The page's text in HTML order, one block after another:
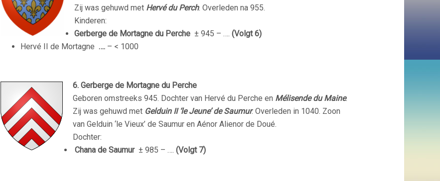
Zij was gehuwd met Hervé du Perch. Overleden na 955.
Kinderen:
Gerberge de Mortagne du Perche ± 945 – …. (Volgt 6)
Hervé II de Mortagne …. – < 1000
6. Gerberge de Mortagne du Perche
Geboren omstreeks 945. Dochter van Hervé du Perche en Mélisende du Maine.
Zij was gehuwd met Gelduin II ‘le Jeune’ de Saumur. Overleden in 1040. Zoon
van Gelduin ‘le Vieux’ de Saumur en Aénor Alienor de Doué.
Dochter:
Chana de Saumur ± 985 – …. (Volgt 7)